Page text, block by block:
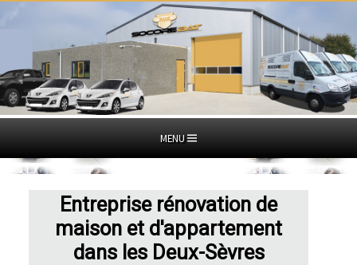
MENU
Entreprise rénovation de
maison et d'appartement
dans les Deux-Sèvres